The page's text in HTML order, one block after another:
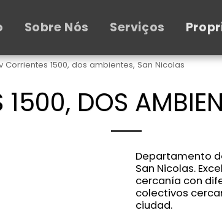
Sobre Nós Serviços
Corrientes 1500, dos ambientes, San Nicolas
1500, DOS
Departamento
San Nicolas.
cercanía con
colectivos
ciudad.